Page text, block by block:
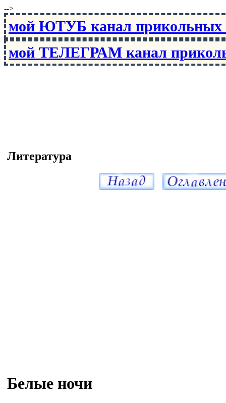
-->
мой ЮТУБ канал
мой ТЕЛЕГРАМ канал
Литература
Белые ночи